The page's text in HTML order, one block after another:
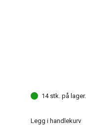
14 stk. på lager.
Legg i handlekurv